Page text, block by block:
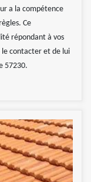
a la compétence
Ce
répondant à vos
le contacter et de lui
57230.